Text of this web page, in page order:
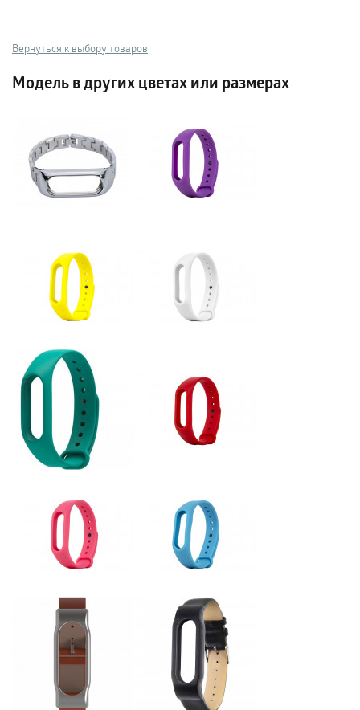
Вернуться к выбору товаров
Модель в других цветах или размерах